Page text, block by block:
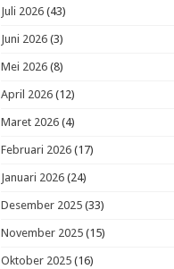
Juli 2026(43)
Juni 2026(3)
Mei 2026(8)
April 2026(12)
Maret 2026(4)
Februari 2026(17)
Januari 2026(24)
Desember 2025(33)
November 2025(15)
Oktober 2025(16)